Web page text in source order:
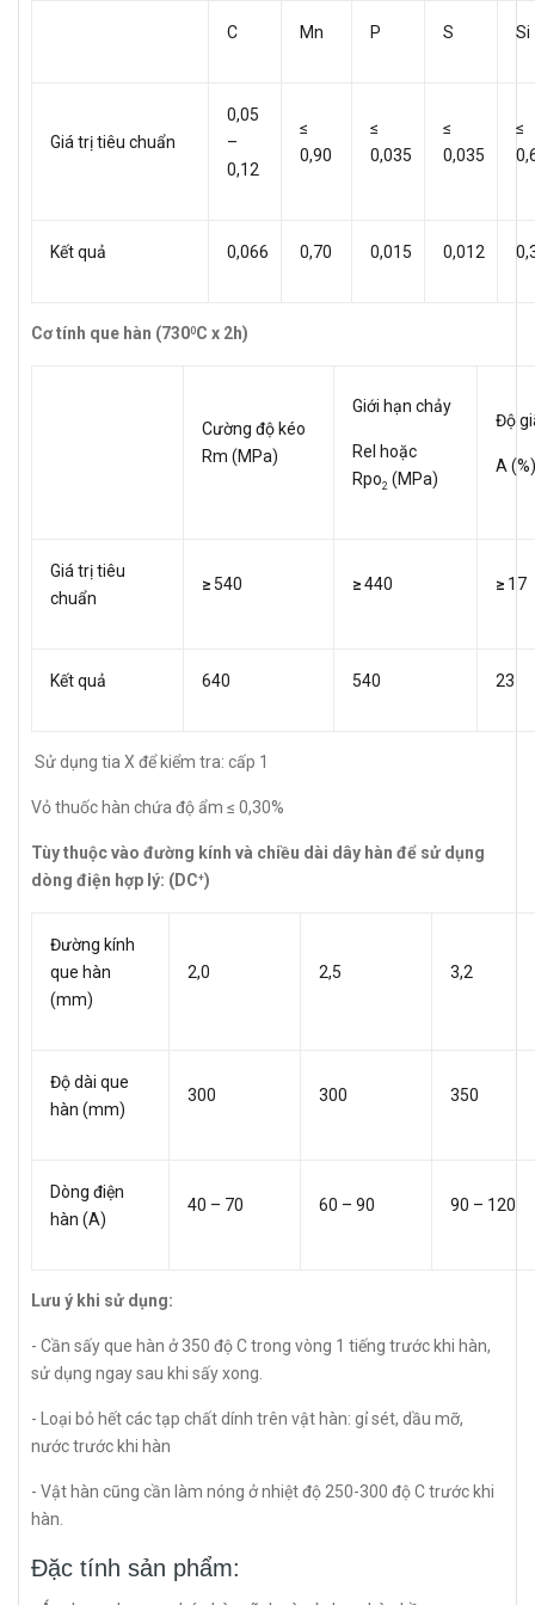
C Mn P S Si
Giá trị tiêu chuẩn
0,05
–
0,12
≤
0,90
≤
0,035
≤
0,035
≤
Kết quả 0,066 0,70 0,015 0,012
Cơ tính que hàn (7300C x 2h)
Cường độ kéo
Rm (MPa)
Giới hạn chảy
Rel hoặc
Rpo2 (MPa)
Độ
A (%)
Giá trị tiêu
chuẩn
≥ 540 ≥440 ≥ 17
Kết quả 640 540 23
Sử dụng tia X để kiểm tra: cấp 1
Vỏ thuốc hàn chứa độ ẩm ≤ 0,30%
Tùy thuộc vào đường kính và chiều dài dây hàn để sử dụng
dòng điện hợp lý: (DC+)
Đường kính
que hàn
(mm)
2,0 2,5 3,2
Độ dài que
hàn (mm)
300 300 350
Dòng điện
hàn (A)
40 – 70 60 – 90 90 – 120
Lưu ý khi sử dụng:
- Cần sấy que hàn ở 350 độ C trong vòng 1 tiếng trước khi hàn,
sử dụng ngay sau khi sấy xong.
- Loại bỏ hết các tạp chất dính trên vật hàn: gỉ sét, dầu mỡ,
nước trước khi hàn
- Vật hàn cũng cần làm nóng ở nhiệt độ 250-300 độ C trước khi
hàn.
Đặc tính sản phẩm: